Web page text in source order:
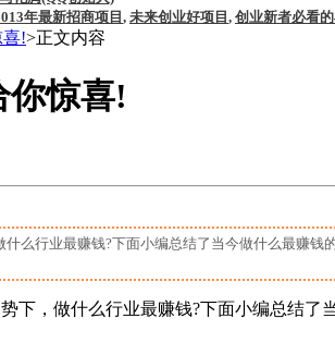
年最新招商项目, 未来创业好项目 , 创业新者必看
!>正文内容
你惊喜!
行业最赚钱?下面小编总结了当今做什么最赚
什么行业最赚钱?下面小编总结了当